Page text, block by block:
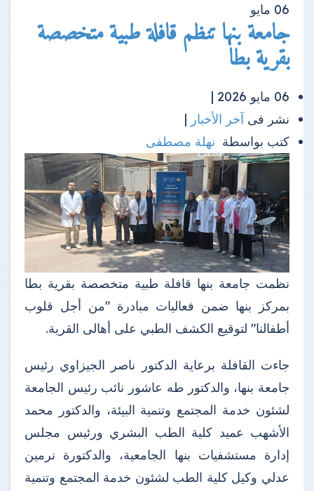
06 مايو
جامعة بنها تنظم قافلة طبية متخصصة
بقرية بطا
06 مايو 2026 |
نشر فى آخر الأخبار |
كتب بواسطة نهلة مصطفى
نظمت جامعة بنها قافلة طبية متخصصة بقرية بطا
بمركز بنها ضمن فعاليات مبادرة "من أجل قلوب
أطفالنا" لتوقيع الكشف الطبي على أهالى القرية.
جاءت القافلة برعاية الدكتور ناصر الجيزاوي رئيس
جامعة بنها، والدكتور طه عاشور نائب رئيس الجامعة
لشئون خدمة المجتمع وتنمية البيئة، والدكتور محمد
الأشهب عميد كلية الطب البشري ورئيس مجلس
إدارة مستشفيات بنها الجامعية، والدكتورة نرمين
عدلي وكيل كلية الطب لشئون خدمة المجتمع وتنمية